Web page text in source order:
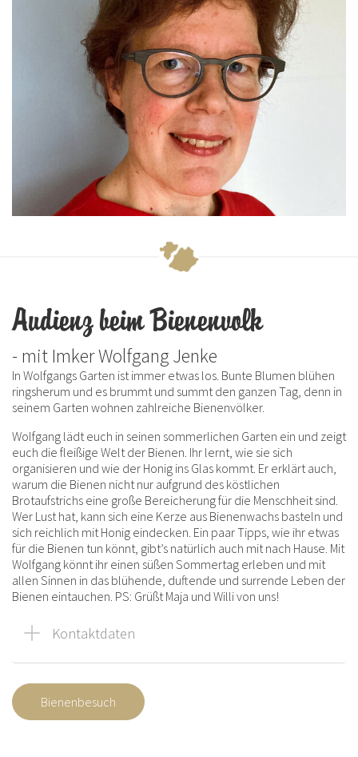
Audienz beim Bienenvolk
- mit Imker Wolfgang Jenke
In Wolfgangs Garten ist immer etwas los. Bunte Blumen blühen
ringsherum und es brummt und summt den ganzen Tag, denn in
seinem Garten wohnen zahlreiche Bienenvölker.
Wolfgang lädt euch in seinen sommerlichen Garten ein und zeigt
euch die fleißige Welt der Bienen. Ihr lernt, wie sie sich
organisieren und wie der Honig ins Glas kommt. Er erklärt auch,
warum die Bienen nicht nur aufgrund des köstlichen
Brotaufstrichs eine große Bereicherung für die Menschheit sind.
Wer Lust hat, kann sich eine Kerze aus Bienenwachs basteln und
sich reichlich mit Honig eindecken. Ein paar Tipps, wie ihr etwas
für die Bienen tun könnt, gibt’s natürlich auch mit nach Hause. Mit
Wolfgang könnt ihr einen süßen Sommertag erleben und mit
allen Sinnen in das blühende, duftende und surrende Leben der
Bienen eintauchen. PS: Grüßt Maja und Willi von uns!
Kontaktdaten
Bienenbesuch